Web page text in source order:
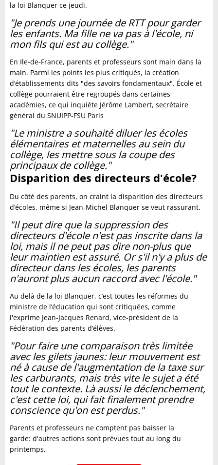
la loi Blanquer ce jeudi.
"Je prends une journée de RTT pour garder
les enfants. Ma fille ne va pas à l'école, ni
mon fils qui est au collège."
En Ile-de-France, parents et professeurs sont main dans la
main. Parmi les points les plus critiqués, la création
d’établissements dits "des savoirs fondamentaux". École et
collège pourraient être regroupés dans certaines
académies, ce qui inquiète Jérôme Lambert, secrétaire
général du SNUIPP-FSU Paris
"Le ministre a souhaité diluer les écoles
élémentaires et maternelles au sein du
collège, les mettre sous la coupe des
principaux de collège."
Disparition des directeurs d'école?
Du côté des parents, on craint la disparition des directeurs
d’écoles, même si Jean-Michel Blanquer se veut rassurant.
"Il peut dire que la suppression des
directeurs d'école n'est pas inscrite dans la
loi, mais il ne peut pas dire non-plus que
leur maintien est assuré. Or s'il n'y a plus de
directeur dans les écoles, les parents
n'auront plus aucun raccord avec l'école."
Au delà de la loi Blanquer, c’est toutes les réformes du
ministre de l’éducation qui sont critiquées, comme
l'exprime Jean-Jacques Renard, vice-président de la
Fédération des parents d’élèves.
"Pour faire une comparaison très limitée
avec les gilets jaunes: leur mouvement est
né à cause de l'augmentation de la taxe sur
les carburants, mais très vite le sujet a été
tout le contexte. Là aussi le déclenchement,
c'est cette loi, qui fait finalement prendre
conscience qu'on est perdus."
Parents et professeurs ne comptent pas baisser la
garde: d'autres actions sont prévues tout au long du
printemps.